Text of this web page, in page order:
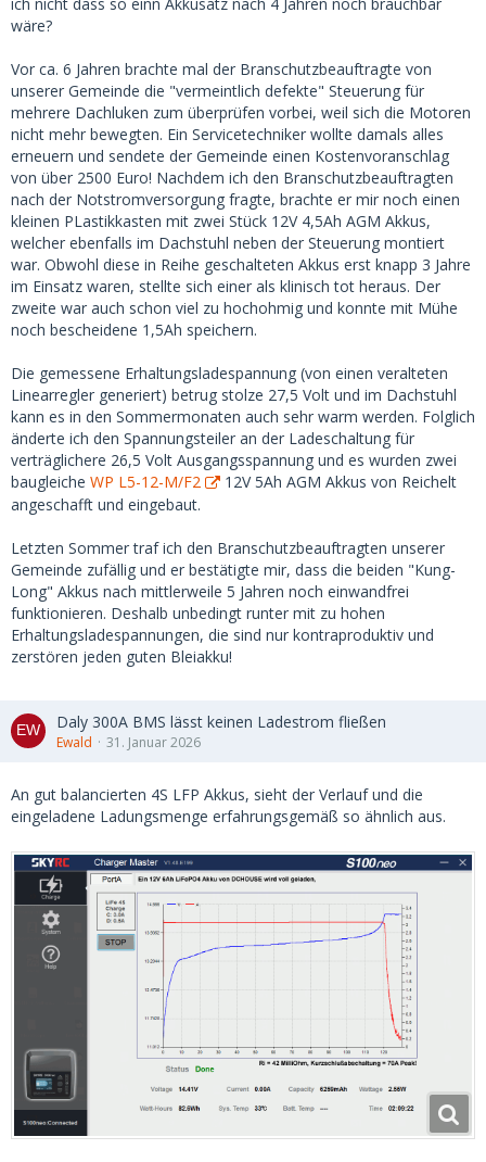
wäre?
Vor ca. 6 Jahren brachte mal der Branschutzbeauftragte von
unserer Gemeinde die "vermeintlich defekte" Steuerung für
mehrere Dachluken zum überprüfen vorbei, weil sich die Motoren
nicht mehr bewegten. Ein Servicetechniker wollte damals alles
erneuern und sendete der Gemeinde einen Kostenvoranschlag
von über 2500 Euro! Nachdem ich den Branschutzbeauftragten
nach der Notstromversorgung fragte, brachte er mir noch einen
kleinen PLastikkasten mit zwei Stück 12V 4,5Ah AGM Akkus,
welcher ebenfalls im Dachstuhl neben der Steuerung montiert
war. Obwohl diese in Reihe geschalteten Akkus erst knapp 3 Jahre
im Einsatz waren, stellte sich einer als klinisch tot heraus. Der
zweite war auch schon viel zu hochohmig und konnte mit Mühe
noch bescheidene 1,5Ah speichern.
Die gemessene Erhaltungsladespannung (von einen veralteten
Linearregler generiert) betrug stolze 27,5 Volt und im Dachstuhl
kann es in den Sommermonaten auch sehr warm werden. Folglich
änderte ich den Spannungsteiler an der Ladeschaltung für
verträglichere 26,5 Volt Ausgangsspannung und es wurden zwei
baugleiche WP L5-12-M/F2
12V 5Ah AGM Akkus von Reichelt
angeschafft und eingebaut.
Letzten Sommer traf ich den Branschutzbeauftragten unserer
Gemeinde zufällig und er bestätigte mir, dass die beiden "Kung-
Long" Akkus nach mittlerweile 5 Jahren noch einwandfrei
funktionieren. Deshalb unbedingt runter mit zu hohen
Erhaltungsladespannungen, die sind nur kontraproduktiv und
zerstören jeden guten Bleiakku!
Daly 300A BMS lässt keinen Ladestrom fließen
Ewald 31. Januar 2026
An gut balancierten 4S LFP Akkus, sieht der Verlauf und die
eingeladene Ladungsmenge erfahrungsgemäß so ähnlich aus.